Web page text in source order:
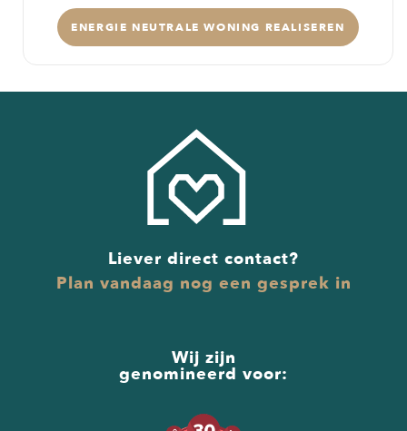
ENERGIE NEUTRALE WONING REALISEREN
Liever direct contact?
Plan vandaag nog een gesprek in
Wij zijn
genomineerd voor: